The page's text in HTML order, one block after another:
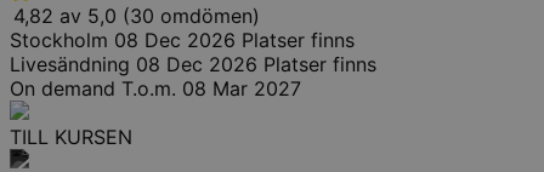
4,82 av 5,0 (30 omdömen)
Stockholm 08 Dec 2026 Platser finns
Livesändning 08 Dec 2026 Platser finns
On demand T.o.m. 08 Mar 2027
TILL KURSEN